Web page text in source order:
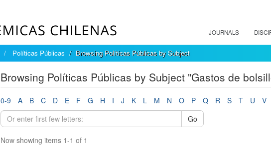
JOURNALS
Políticas Públicas Browsing Políticas Públicas by Subject
Browsing Políticas Públicas by Subject "Gastos de
0-9 A B C D E F G H I J K L M N O P Q R S T U V
Go
Now showing items 1-1 of 1